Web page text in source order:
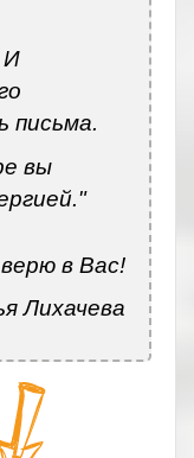
И
письма.
вы
в Вас!
Лихачева